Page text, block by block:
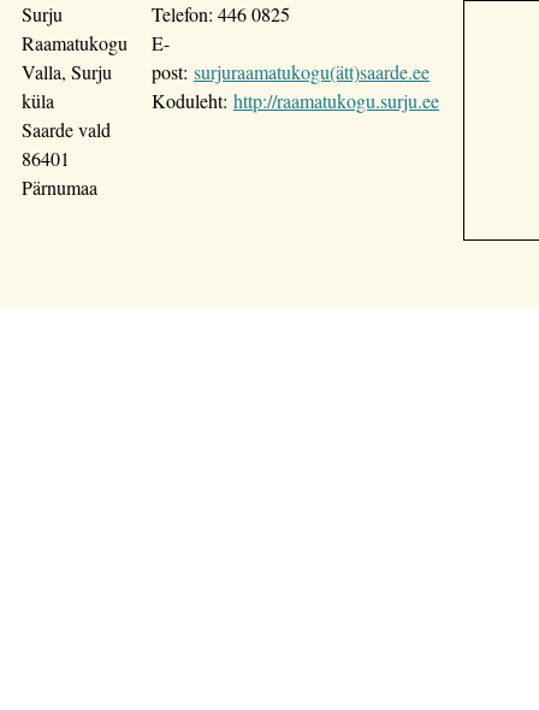
Surju
Raamatukogu
Valla, Surju
küla
Saarde vald
86401
Pärnumaa
Telefon: 446 0825
E-
post: surjuraamatukogu(ätt)saarde.ee
Koduleht: http://raamatukogu.surju.ee